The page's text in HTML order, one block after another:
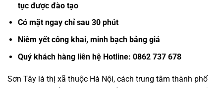
tục được đào tạo
Có mặt ngay chỉ sau 30 phút
Niêm yết công khai, minh bạch bảng giá
Quý khách hàng liên hệ Hotline: 0862 737 678
Sơn Tây là thị xã thuộc Hà Nội, cách trung tâm thành phố